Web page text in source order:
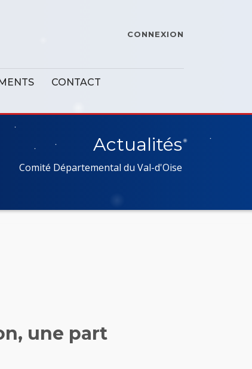
CONNEXION
CONTACT
Actualités
Comité Départemental du Val-d'Oise
une part